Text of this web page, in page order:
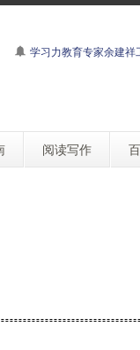
学习力教育专家余建祥
阅读写作